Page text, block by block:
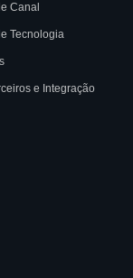
Canal
Tecnologia
e Integração